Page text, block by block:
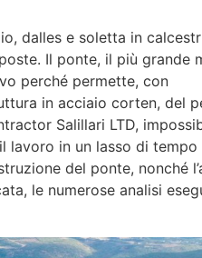
dalles e soletta in
Il ponte, il più grande
perché permette, con
in acciaio corten, del
Salillari LTD,
lavoro in un lasso di tempo
del ponte, nonché
le numerose analisi